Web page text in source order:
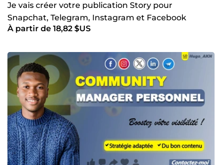
Je vais créer votre publication Story pour
Snapchat, Telegram, Instagram et Facebook
À partir de 18,82 $US